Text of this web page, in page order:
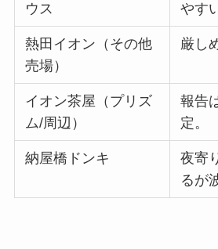
ウス やす
熱田イオン（その他
売場）
厳し
イオン茶屋（プリズ
ム/周辺）
報告
定。
納屋橋ドンキ
夜寄
るが